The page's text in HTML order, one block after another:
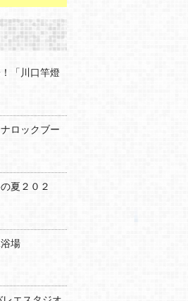
「川口竿燈
ロックブー
夏２０２
場